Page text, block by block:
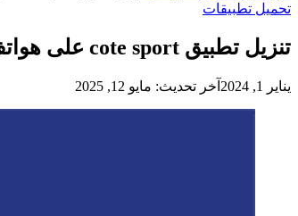
تحميل تطبيقات
تنزيل تطبيق cote sport على هواتف أندرويد و iphone آخر تحديث 2025
يناير 1, 2024 آخر تحديث: مايو 12, 2025